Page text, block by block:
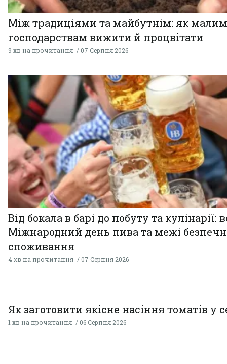
Між традиціями та майбутнім: як малим
господарствам вижити й процвітати
9 хв на прочитання 07 Серпня 2026
Від бокала в барі до побуту та кулінарії:
Міжнародний день пива та межі
споживання
4 хв на прочитання 07 Серпня 2026
Як заготовити якісне насіння томатів у
1 хв на прочитання 06 Серпня 2026